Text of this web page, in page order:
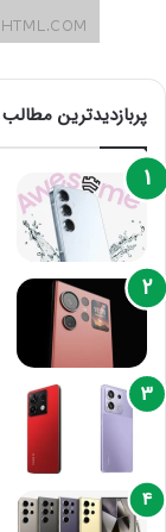
پربازدیدترین مطالب